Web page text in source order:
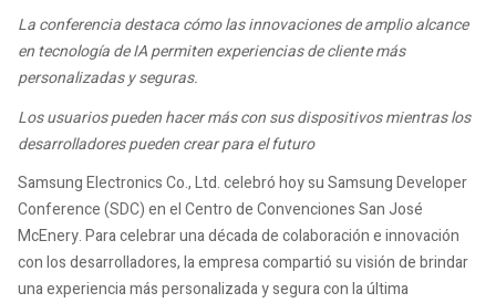
La conferencia destaca cómo las innovaciones de amplio alcance
en tecnología de IA permiten experiencias de cliente más
personalizadas y seguras.
Los usuarios pueden hacer más con sus dispositivos mientras los
desarrolladores pueden crear para el futuro
Samsung Electronics Co., Ltd. celebró hoy su Samsung Developer
Conference (SDC) en el Centro de Convenciones San José
McEnery. Para celebrar una década de colaboración e innovación
con los desarrolladores, la empresa compartió su visión de brindar
una experiencia más personalizada y segura con la última